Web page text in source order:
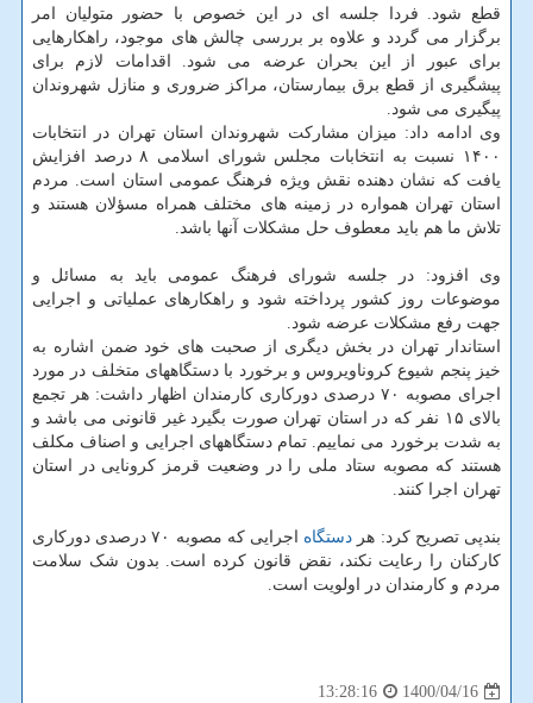
قطع شود. فردا جلسه ای در این خصوص با حضور متولیان امر
برگزار می گردد و علاوه بر بررسی چالش های موجود، راهکارهایی
برای عبور از این بحران عرضه می شود. اقدامات لازم برای
پیشگیری از قطع برق بیمارستان، مراکز ضروری و منازل شهروندان
پیگیری می شود.
وی ادامه داد: میزان مشارکت شهروندان استان تهران در انتخابات
۱۴۰۰ نسبت به انتخابات مجلس شورای اسلامی ۸ درصد افزایش
یافت که نشان دهنده نقش ویژه فرهنگ عمومی استان است. مردم
استان تهران همواره در زمینه های مختلف همراه مسؤلان هستند و
تلاش ما هم باید معطوف حل مشکلات آنها باشد.
وی افزود: در جلسه شورای فرهنگ عمومی باید به مسائل و
موضوعات روز کشور پرداخته شود و راهکارهای عملیاتی و اجرایی
جهت رفع مشکلات عرضه شود.
استاندار تهران در بخش دیگری از صحبت های خود ضمن اشاره به
خیز پنجم شیوع کروناویروس و برخورد با دستگاههای متخلف در مورد
اجرای مصوبه ۷۰ درصدی دورکاری کارمندان اظهار داشت: هر تجمع
بالای ۱۵ نفر که در استان تهران صورت بگیرد غیر قانونی می باشد و
به شدت برخورد می نماییم. تمام دستگاههای اجرایی و اصناف مکلف
هستند که مصوبه ستاد ملی را در وضعیت قرمز کرونایی در استان
تهران اجرا کنند.
بندپی تصریح کرد: هر دستگاه
اجرایی که مصوبه ۷۰ درصدی دورکاری
کارکنان را رعایت نکند، نقض قانون کرده است. بدون شک سلامت
مردم و کارمندان در اولویت است.
1400/04/16
13:28:16